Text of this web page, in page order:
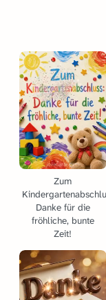
Zum
Danke für die
fröhliche, bunte
Zeit!